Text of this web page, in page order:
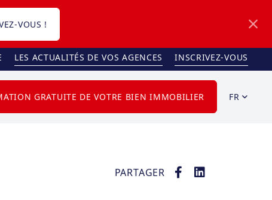
VOUS !
LES ACTUALITÉS DE VOS AGENCES INSCRIVEZ-VOUS
GRATUITE DE VOTRE BIEN IMMOBILIER FR
PARTAGER